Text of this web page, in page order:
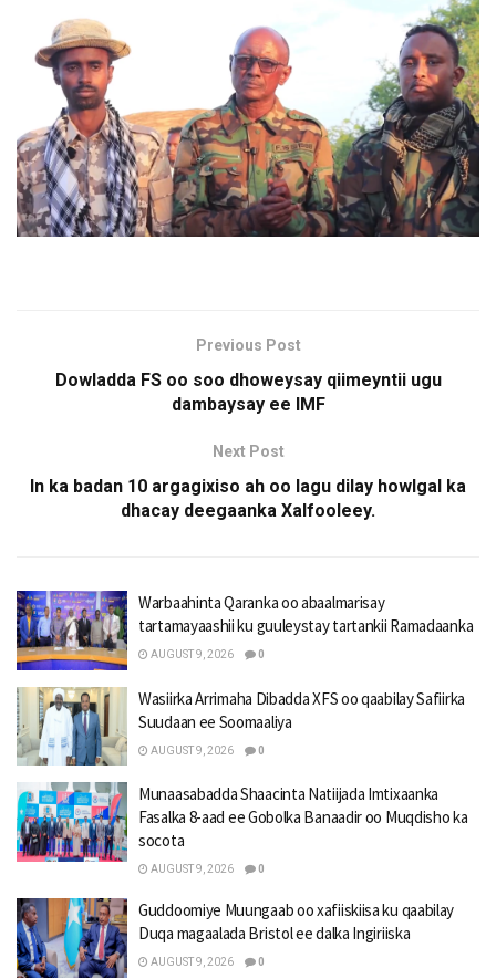
Previous Post
Dowladda FS oo soo dhoweysay qiimeyntii ugu
dambaysay ee IMF
Next Post
In ka badan 10 argagixiso ah oo lagu dilay howlgal ka
dhacay deegaanka Xalfooleey.
Warbaahinta Qaranka oo abaalmarisay
tartamayaashii ku guuleystay tartankii Ramadaanka
AUGUST 9, 2026 0
Wasiirka Arrimaha Dibadda XFS oo qaabilay Safiirka
Suudaan ee Soomaaliya
AUGUST 9, 2026 0
Munaasabadda Shaacinta Natiijada Imtixaanka
Fasalka 8-aad ee Gobolka Banaadir oo Muqdisho ka
socota
AUGUST 9, 2026 0
Guddoomiye Muungaab oo xafiiskiisa ku qaabilay
Duqa magaalada Bristol ee dalka Ingiriiska
AUGUST 9, 2026 0